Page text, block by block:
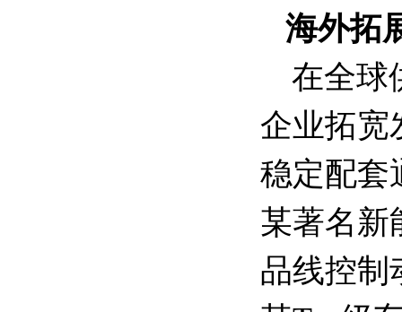
海外拓
在全球
企业拓宽
稳定配套
某著名新
品线控制